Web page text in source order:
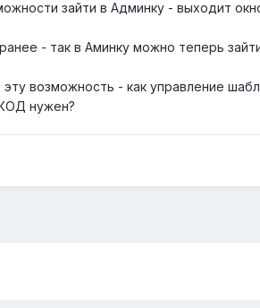
зайти в Админку - выходит
- так в Аминку можно теперь
возможность - как управление
нужен?